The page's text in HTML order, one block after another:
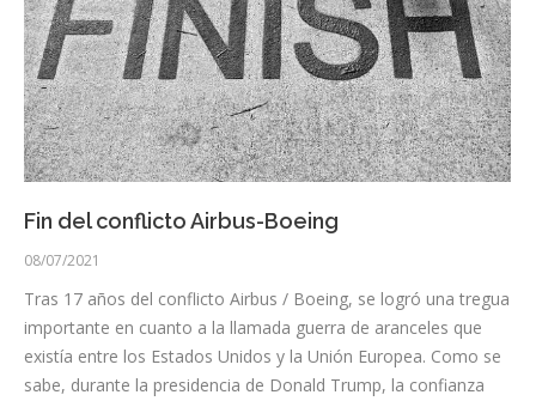
Fin del conflicto Airbus-Boeing
08/07/2021
Tras 17 años del conflicto Airbus / Boeing, se logró una tregua
importante en cuanto a la llamada guerra de aranceles que
existía entre los Estados Unidos y la Unión Europea. Como se
sabe, durante la presidencia de Donald Trump, la confianza